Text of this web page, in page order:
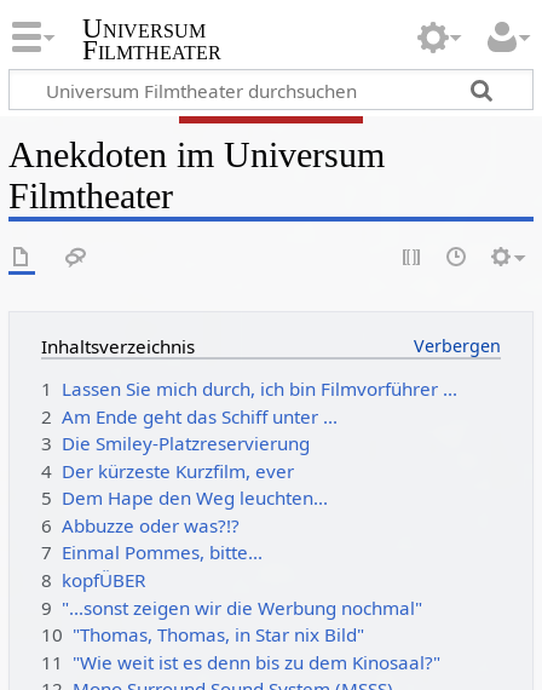
Universum
Filmtheater
Anekdoten im Universum
Filmtheater
Inhaltsverzeichnis
1 Lassen Sie mich durch, ich bin Filmvorführer ...
2 Am Ende geht das Schiff unter ...
3 Die Smiley-Platzreservierung
4 Der kürzeste Kurzfilm, ever
5 Dem Hape den Weg leuchten...
6 Abbuzze oder was?!?
7 Einmal Pommes, bitte...
8 kopfÜBER
9 "...sonst zeigen wir die Werbung nochmal"
10 "Thomas, Thomas, in Star nix Bild"
11 "Wie weit ist es denn bis zu dem Kinosaal?"